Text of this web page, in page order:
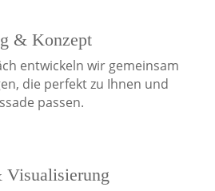
& Konzept
entwickeln wir gemeinsam
die perfekt zu Ihnen und
passen.